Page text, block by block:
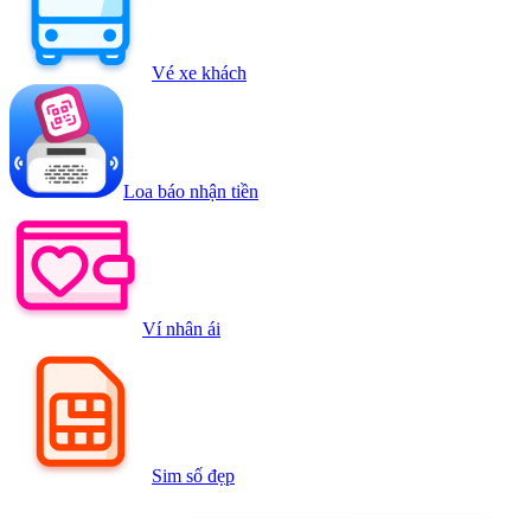
Vé xe khách
Loa báo nhận tiền
Ví nhân ái
Sim số đẹp